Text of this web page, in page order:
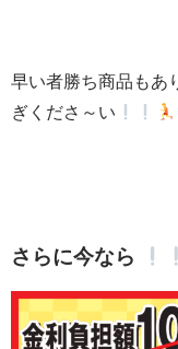
早い者勝ち商品もあ
ぎくださ～い
さらに今なら